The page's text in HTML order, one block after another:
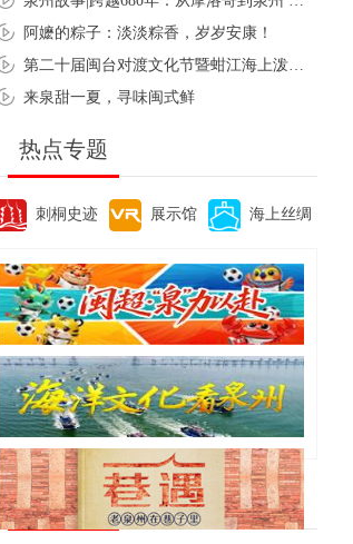
阿嬷的粽子：淡淡粽香，岁岁安康！
来泉甜一夏，寻味闽式鲜
热点专题
刺桐史迹 展示馆 海上丝绸
便民资讯